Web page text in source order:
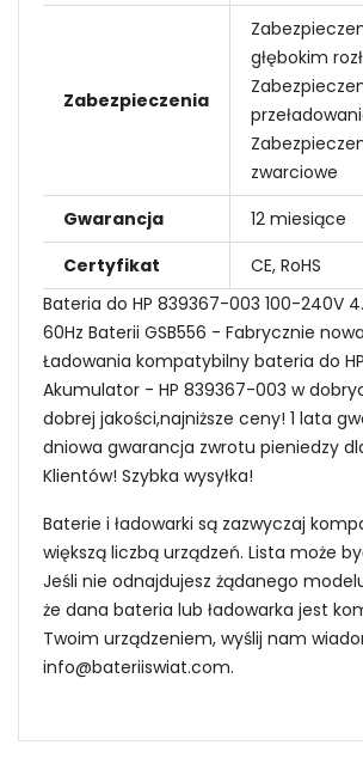
Zabezpieczenia
głębokim
zwarciowe
Gwarancja
12 miesiące
Certyfikat
CE, RoHS
Bateria do HP 839367-003 100-240V
60Hz Baterii GSB556 - Fabrycznie
Ładowania kompatybilny bateria do
Akumulator - HP 839367-003 w
dobrej jakości,najniższe ceny! 1 lata
dniowa gwarancja zwrotu pieniedzy
Klientów! Szybka wysyłka!
Baterie i ładowarki są zazwyczaj
większą liczbą urządzeń. Lista może
Jeśli nie odnajdujesz żądanego
że dana bateria lub ładowarka jest
Twoim urządzeniem, wyślij nam
info@bateriiswiat.com.